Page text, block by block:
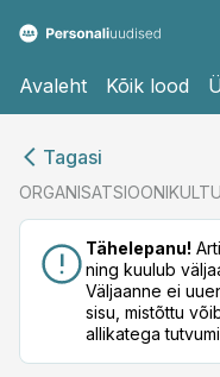
Avaleht Kõik lood
Tagasi
Tähelepanu!
ning kuulub
Väljaanne ei
sisu, mistõttu
allikatega